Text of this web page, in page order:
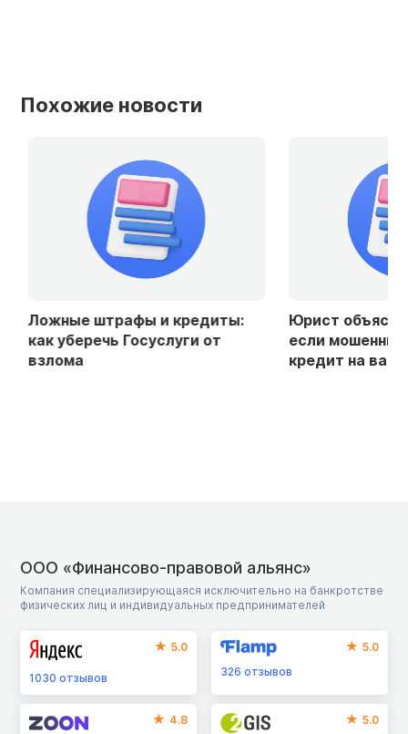
Похожие новости
Ложные штрафы и кредиты:
как уберечь Госуслуги от
взлома
Юрист
если
кредит на ваше
ООО «Финансово-правовой альянс»
Компания специализирующаяся исключительно на банкротстве
физических лиц и индивидуальных предпринимателей
5.0
1030 отзывов
5.0
326отзывов
4.8 5.0